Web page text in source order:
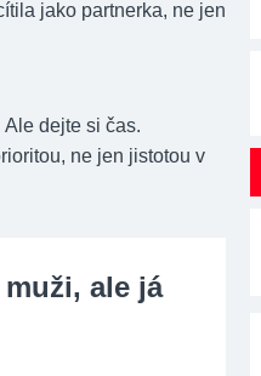
jako partnerka, ne jen
dejte si čas.
ne jen jistotou v
ale já